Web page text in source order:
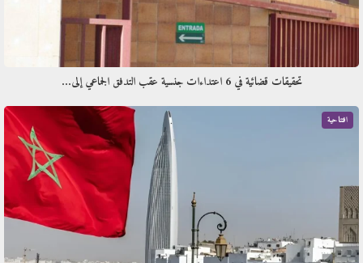
تحقيقات قضائية في 6 اعتداءات جنسية عقب التدفق الجماعي إلى…
افتتاحية